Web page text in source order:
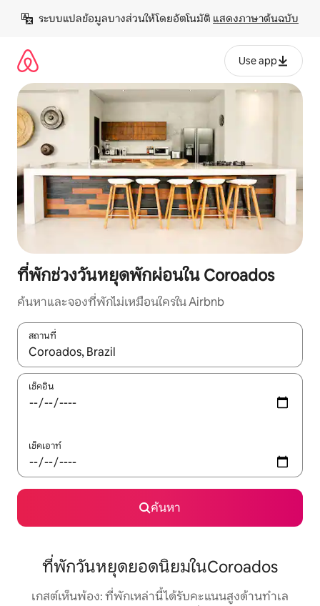
เนื้อหา
ระบบแปลข้อมูลบางส่วนให้โดยอัตโนมัติ แสดงภาษาต้นฉบับ
Use app
ที่พักช่วงวันหยุดพักผ่อนใน Coroados
ค้นหาและจองที่พักไม่เหมือนใครใน Airbnb
สถานที่
ใช้ลูกศรขึ้นลง หรือใช้การสัมผัสหรือปัด เพื่อสำรวจผลการค้นหา
เช็คอิน
เช็คเอาท์
ค้นหา
ที่พักวันหยุดยอดนิยมในCoroados
เกสต์เห็นพ้อง: ที่พักเหล่านี้ได้รับคะแนนสูงด้านทำเล